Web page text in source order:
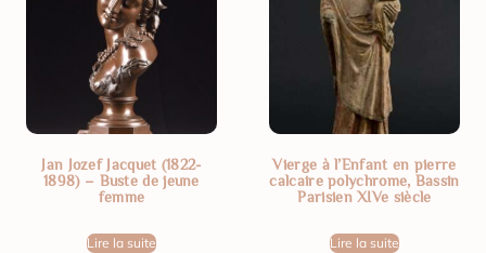
Jan Jozef Jacquet (1822-
1898) – Buste de jeune
femme
Lire la suite
Vierge à l’Enfant en pierre
calcaire polychrome, Bassin
Parisien XIVe siècle
Lire la suite